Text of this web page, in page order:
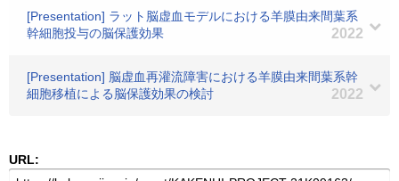
[Presentation] ラット脳虚血モデルにおける羊膜由来間葉系
幹細胞投与の脳保護効果
2022
[Presentation] 脳虚血再灌流障害における羊膜由来間葉系幹
細胞移植による脳保護効果の検討
2022
URL: